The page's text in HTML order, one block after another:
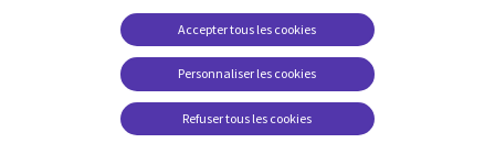
conditions juridiques
FAQ Carrières
Centre de gestion des
témoins
Personnaliser les cookies
Accepter tous les cookies
Refuser tous les cookies